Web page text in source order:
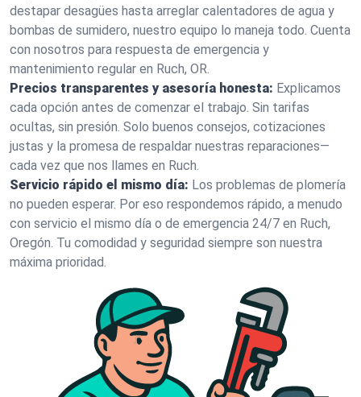
destapar desagües hasta arreglar calentadores de agua y
bombas de sumidero, nuestro equipo lo maneja todo. Cuenta
con nosotros para respuesta de emergencia y
mantenimiento regular en Ruch, OR.
Precios transparentes y asesoría honesta: Explicamos
cada opción antes de comenzar el trabajo. Sin tarifas
ocultas, sin presión. Solo buenos consejos, cotizaciones
justas y la promesa de respaldar nuestras reparaciones—
cada vez que nos llames en Ruch.
Servicio rápido el mismo día: Los problemas de plomería
no pueden esperar. Por eso respondemos rápido, a menudo
con servicio el mismo día o de emergencia 24/7 en Ruch,
Oregón. Tu comodidad y seguridad siempre son nuestra
máxima prioridad.